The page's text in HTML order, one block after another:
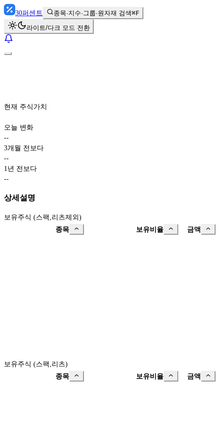
30퍼센트 종목·지수·그룹·원자재 검색⌘F
라이트/다크 모드 전환
현재 주식가치
오늘 변화
--
3개월 전보다
--
1년 전보다
--
상세설명
보유주식 (스팩,리츠제외)
종목
보유비율 금액
보유주식 (스팩,리츠)
종목
보유비율 금액